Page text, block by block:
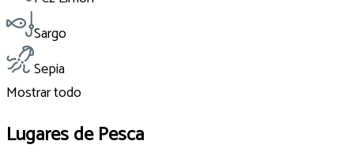
Sargo
Sepia
Mostrar todo
Lugares de Pesca